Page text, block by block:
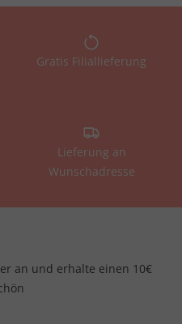
Gratis Filiallieferung
Lieferung an
Wunschadresse
an und erhalte einen 10€